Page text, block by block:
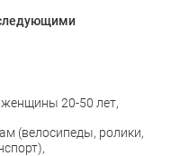
20-50 лет,
(велосипеды, ролики,